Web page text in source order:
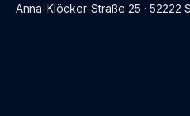
Anna-Klöcker-Straße 25 · 52222